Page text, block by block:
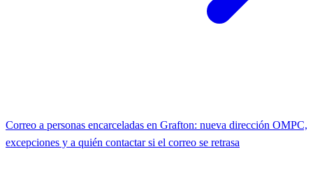
Correo a personas encarceladas en Grafton: nueva dirección OMPC,
excepciones y a quién contactar si el correo se retrasa